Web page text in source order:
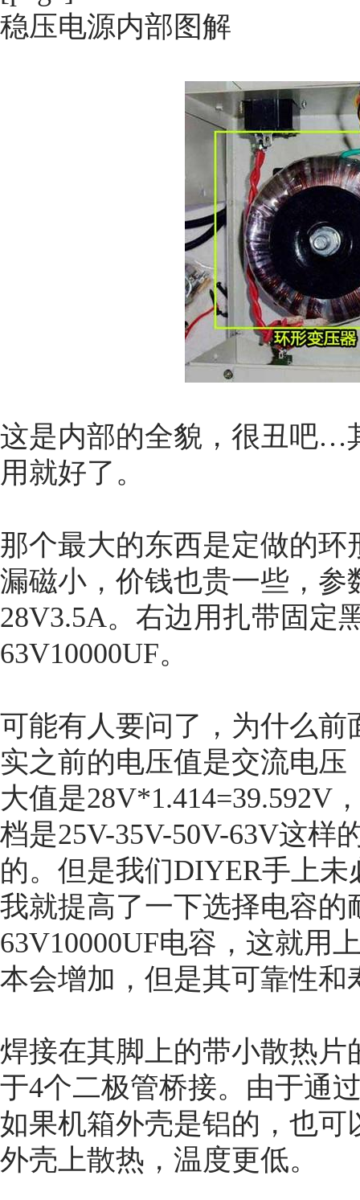
稳压电源内部图解
这是内部的全貌，很丑吧…
用就好了。
那个最大的东西是定做的
漏磁小，价钱也贵一些，参
28V3.5A。右边用扎带固定
63V10000UF。
可能有人要问了，为什么前
实之前的电压值是交流电
大值是28V*1.414=39.592V
档是25V-35V-50V-63V这样
的。但是我们DIYER手上
我就提高了一下选择电容的
63V10000UF电容，这就用
本会增加，但是其可靠性和
焊接在其脚上的带小散热片
于4个二极管桥接。由于通
如果机箱外壳是铝的，也
外壳上散热，温度更低。